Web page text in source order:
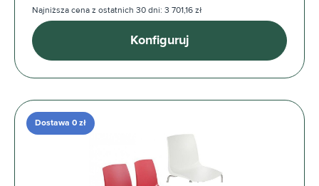
Najniższa cena z ostatnich 30 dni: 3 701,16 zł
Konfiguruj
Dostawa 0 zł